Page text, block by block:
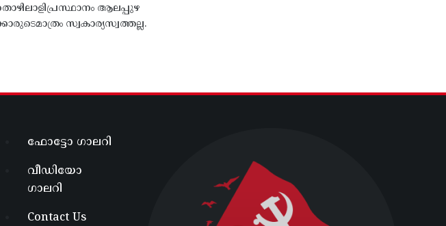
ആലപ്പുഴ
സ്വകാര്യസ്വത്തല്ല.
ഫോട്ടോ ഗാലറി
വീഡിയോ
ഗാലറി
Contact Us